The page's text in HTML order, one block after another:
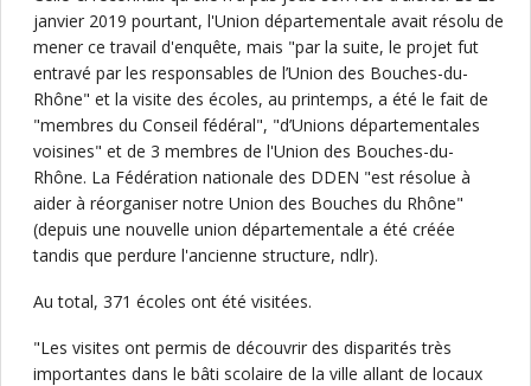
janvier 2019 pourtant, l'Union départementale avait résolu de
mener ce travail d'enquête, mais "par la suite, le projet fut
entravé par les responsables de l’Union des Bouches-du-
Rhône" et la visite des écoles, au printemps, a été le fait de
"membres du Conseil fédéral", "d’Unions départementales
voisines" et de 3 membres de l'Union des Bouches-du-
Rhône. La Fédération nationale des DDEN "est résolue à
aider à réorganiser notre Union des Bouches du Rhône"
(depuis une nouvelle union départementale a été créée
tandis que perdure l'ancienne structure, ndlr).
Au total, 371 écoles ont été visitées.
"Les visites ont permis de découvrir des disparités très
importantes dans le bâti scolaire de la ville allant de locaux